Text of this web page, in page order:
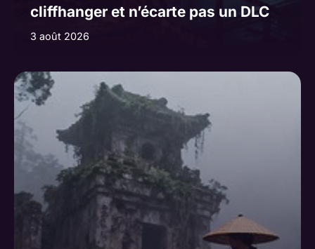
cliffhanger et n’écarte pas un DLC
3 août 2026